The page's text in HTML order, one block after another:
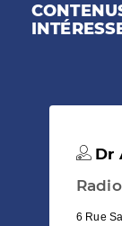
Dr
6 Rue